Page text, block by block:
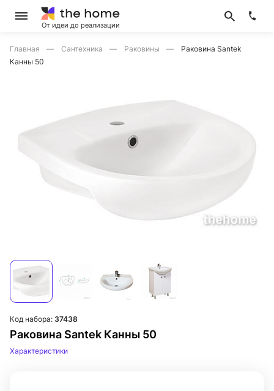
От идеи до реализации
Главная Сантехника Раковины
Раковина Santek
Канны 50
Раковина Santek Канны 50
Код набора: 37438
Характеристики